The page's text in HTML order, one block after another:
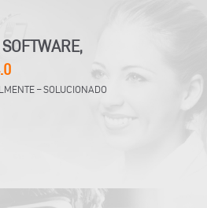
– SOLUCIONADO